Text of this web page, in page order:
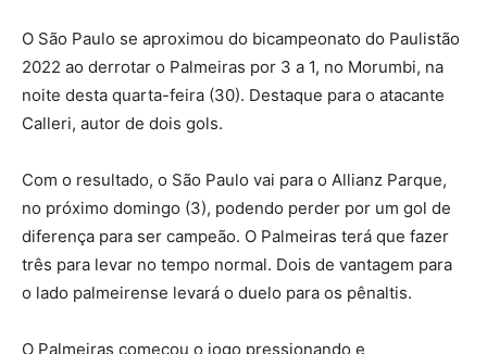
O São Paulo se aproximou do bicampeonato do Paulistão
2022 ao derrotar o Palmeiras por 3 a 1, no Morumbi, na
noite desta quarta-feira (30). Destaque para o atacante
Calleri, autor de dois gols.
Com o resultado, o São Paulo vai para o Allianz Parque,
no próximo domingo (3), podendo perder por um gol de
diferença para ser campeão. O Palmeiras terá que fazer
três para levar no tempo normal. Dois de vantagem para
o lado palmeirense levará o duelo para os pênaltis.
O Palmeiras começou o jogo pressionando e